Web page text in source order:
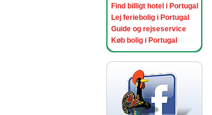
Find billigt hotel i Portugal
Lej feriebolig i Portugal
Guide og rejseservice
Køb bolig i Portugal